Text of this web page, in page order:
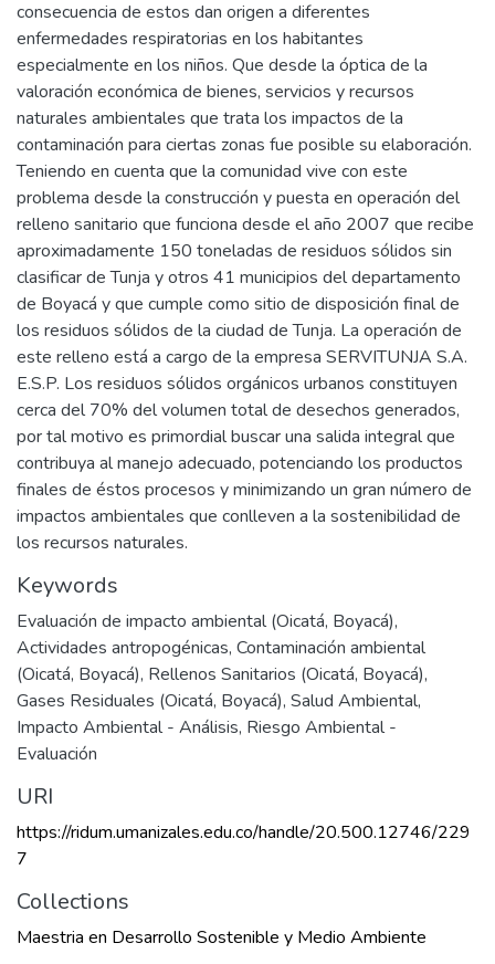
consecuencia de estos dan origen a diferentes
enfermedades respiratorias en los habitantes
especialmente en los niños. Que desde la óptica de la
valoración económica de bienes, servicios y recursos
naturales ambientales que trata los impactos de la
contaminación para ciertas zonas fue posible su elaboración.
Teniendo en cuenta que la comunidad vive con este
problema desde la construcción y puesta en operación del
relleno sanitario que funciona desde el año 2007 que recibe
aproximadamente 150 toneladas de residuos sólidos sin
clasificar de Tunja y otros 41 municipios del departamento
de Boyacá y que cumple como sitio de disposición final de
los residuos sólidos de la ciudad de Tunja. La operación de
este relleno está a cargo de la empresa SERVITUNJA S.A.
E.S.P. Los residuos sólidos orgánicos urbanos constituyen
cerca del 70% del volumen total de desechos generados,
por tal motivo es primordial buscar una salida integral que
contribuya al manejo adecuado, potenciando los productos
finales de éstos procesos y minimizando un gran número de
impactos ambientales que conlleven a la sostenibilidad de
los recursos naturales.
Keywords
Evaluación de impacto ambiental (Oicatá, Boyacá),
Actividades antropogénicas, Contaminación ambiental
(Oicatá, Boyacá), Rellenos Sanitarios (Oicatá, Boyacá),
Gases Residuales (Oicatá, Boyacá), Salud Ambiental,
Impacto Ambiental - Análisis, Riesgo Ambiental -
Evaluación
URI
https://ridum.umanizales.edu.co/handle/20.500.12746/229
7
Collections
Maestria en Desarrollo Sostenible y Medio Ambiente